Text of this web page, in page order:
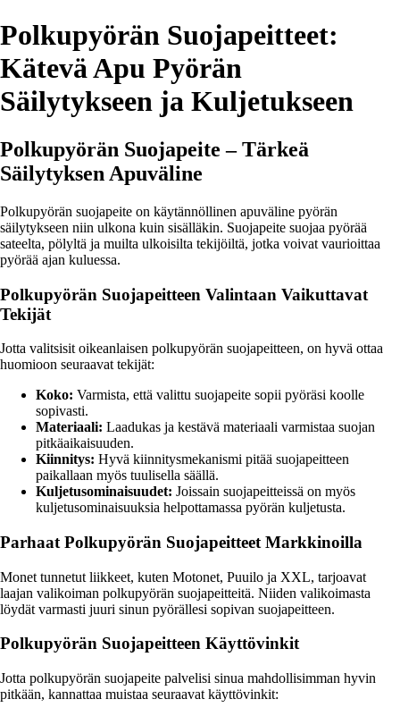
Polkupyörän Suojapeitteet:
Kätevä Apu Pyörän
Säilytykseen ja Kuljetukseen
Polkupyörän Suojapeite – Tärkeä
Säilytyksen Apuväline
Polkupyörän suojapeite on käytännöllinen apuväline pyörän
säilytykseen niin ulkona kuin sisälläkin. Suojapeite suojaa pyörää
sateelta, pölyltä ja muilta ulkoisilta tekijöiltä, jotka voivat vaurioittaa
pyörää ajan kuluessa.
Polkupyörän Suojapeitteen Valintaan Vaikuttavat
Tekijät
Jotta valitsisit oikeanlaisen polkupyörän suojapeitteen, on hyvä ottaa
huomioon seuraavat tekijät:
Koko: Varmista, että valittu suojapeite sopii pyöräsi koolle
sopivasti.
Materiaali: Laadukas ja kestävä materiaali varmistaa suojan
pitkäaikaisuuden.
Kiinnitys: Hyvä kiinnitysmekanismi pitää suojapeitteen
paikallaan myös tuulisella säällä.
Kuljetusominaisuudet: Joissain suojapeitteissä on myös
kuljetusominaisuuksia helpottamassa pyörän kuljetusta.
Parhaat Polkupyörän Suojapeitteet Markkinoilla
Monet tunnetut liikkeet, kuten Motonet, Puuilo ja XXL, tarjoavat
laajan valikoiman polkupyörän suojapeitteitä. Niiden valikoimasta
löydät varmasti juuri sinun pyörällesi sopivan suojapeitteen.
Polkupyörän Suojapeitteen Käyttövinkit
Jotta polkupyörän suojapeite palvelisi sinua mahdollisimman hyvin
pitkään, kannattaa muistaa seuraavat käyttövinkit: